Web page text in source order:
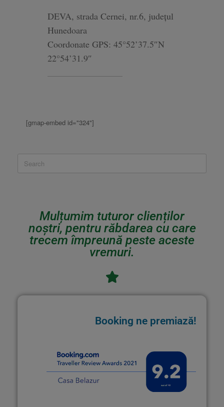
DEVA, strada Cernei, nr.6, județul
Hunedoara
Coordonate GPS: 45°52’37.5″N
22°54’31.9″
[gmap-embed id="324"]
Mulțumim tuturor clienților
noștri, pentru răbdarea cu care
trecem împreună peste aceste
vremuri.
Booking ne premiază!